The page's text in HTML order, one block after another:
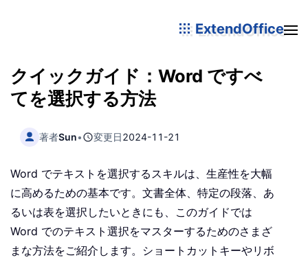
ExtendOffice
クイックガイド：Word ですべ
てを選択する方法
著者Sun• 変更日2024-11-21
Word でテキストを選択するスキルは、生産性を大幅
に高めるための基本です。文書全体、特定の段落、あ
るいは表を選択したいときにも、このガイドでは
Word でのテキスト選択をマスターするためのさまざ
まな方法をご紹介します。ショートカットキーやリボ